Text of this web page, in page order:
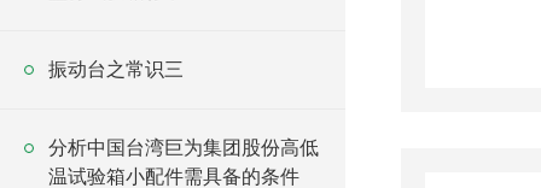
振动台之常识三
分析中国台湾巨为集团股份高低
温试验箱小配件需具备的条件